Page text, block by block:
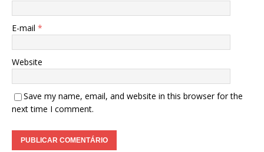
E-mail *
Website
Save my name, email, and website in this browser for the
next time I comment.